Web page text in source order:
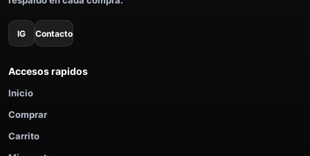
IG Contacto
Accesos rapidos
Inicio
Comprar
Carrito